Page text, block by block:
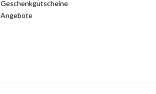
Geschenkgutscheine
Angebote